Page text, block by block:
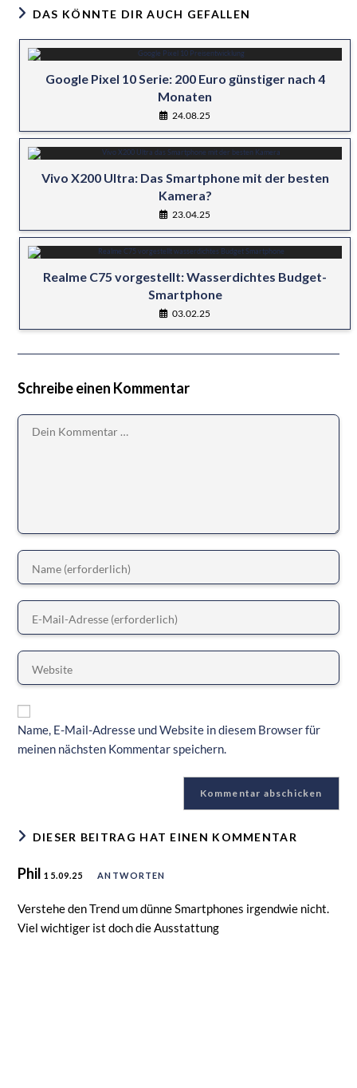
DAS KÖNNTE DIR AUCH GEFALLEN
Google Pixel 10 Serie: 200 Euro günstiger nach 4
Monaten
24.08.25
Vivo X200 Ultra: Das Smartphone mit der besten
Kamera?
23.04.25
Realme C75 vorgestellt: Wasserdichtes Budget-
Smartphone
03.02.25
Schreibe einen Kommentar
Name, E-Mail-Adresse und Website in diesem Browser für
meinen nächsten Kommentar speichern.
DIESER BEITRAG HAT EINEN KOMMENTAR
Phil15.09.25 ANTWORTEN
Verstehe den Trend um dünne Smartphones irgendwie nicht.
Viel wichtiger ist doch die Ausstattung